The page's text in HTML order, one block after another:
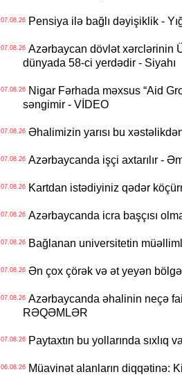
07.08.26Pensiya ilə bağlı dəyişiklik -
07.08.26Azərbaycan dövlət xərclərinin
dünyada 58-ci yerdədir - Siyahı
07.08.26Nigar Fərhada məxsus “Aid
səngimir - VİDEO
07.08.26Əhalimizin yarısı bu
07.08.26Azərbaycanda işçi axtarılır -
07.08.26Kartdan istədiyiniz qədər
07.08.26Azərbaycanda icra başçısı
07.08.26Bağlanan universitetin
07.08.26Ən çox çörək və ət yeyən
07.08.26Azərbaycanda əhalinin neçə
RƏQƏMLƏR
07.08.26Paytaxtın bu yollarında sıxlıq
06.08.26Müavinət alanların diqqətinə: